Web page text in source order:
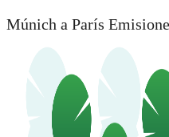
Múnich a París